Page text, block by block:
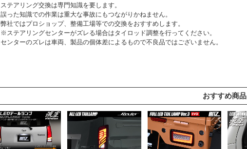
ステアリング交換は専門知識を要します。
誤った知識での作業は重大な事故にもつながりかねません。
弊社ではプロショップ、整備工場等での交換をおすすめします。
※ステアリングセンターがズレる場合はタイロッド調整を行ってください。
センターのズレは車両、製品の個体差によるもので不良品ではございません。
おすすめ商品